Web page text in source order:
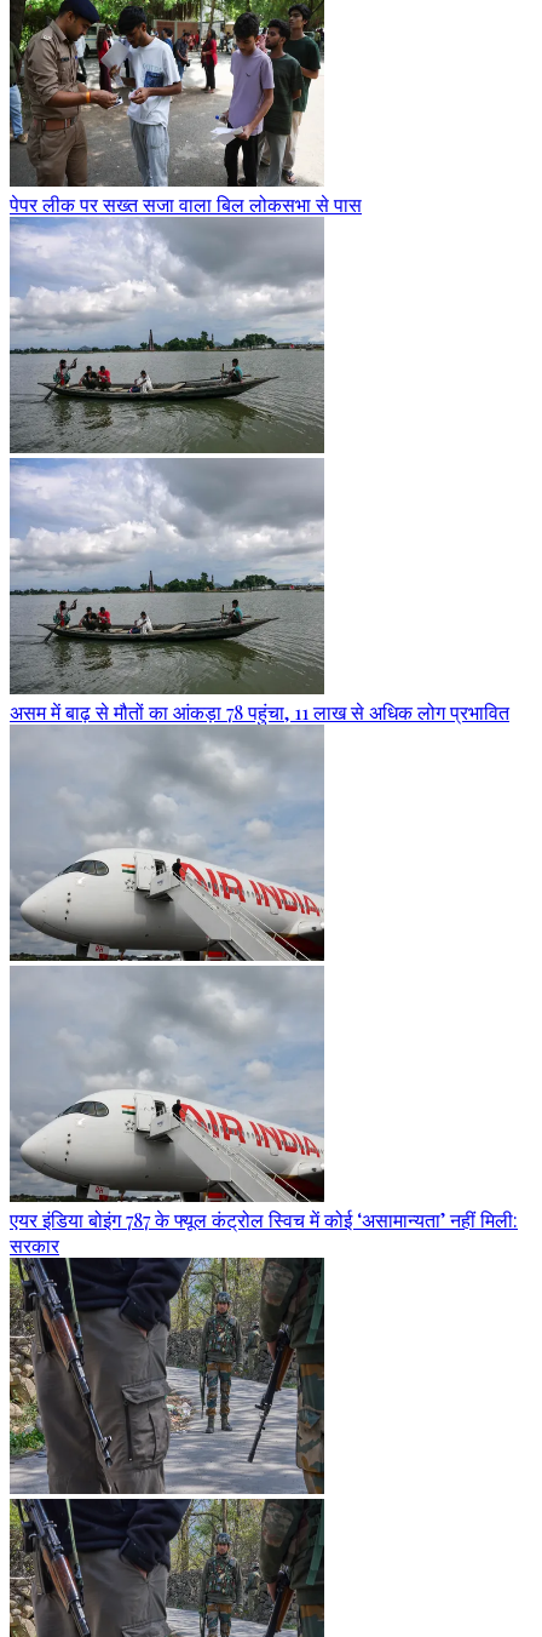
पेपर लीक पर सख्त सजा वाला बिल लोकसभा से पास
असम में बाढ़ से मौतों का आंकड़ा 78 पहुंचा, 11 लाख से अधिक लोग प्रभावित
एयर इंडिया बोइंग 787 के फ्यूल कंट्रोल स्विच में कोई ‘असामान्यता’ नहीं मिली:
सरकार